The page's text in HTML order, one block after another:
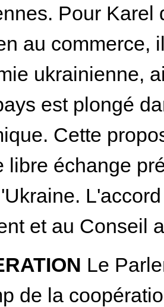
Pour Karel
au commerce,
ukrainienne,
est plongé
Cette
libre échange
et au Conseil
Le
de la